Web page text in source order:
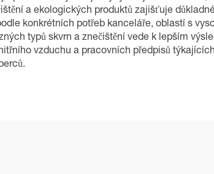
a ekologických produktů zajišťuje
konkrétních potřeb kanceláře, oblastí s
typů skvrn a znečištění vede k lepším
vzduchu a pracovních předpisů